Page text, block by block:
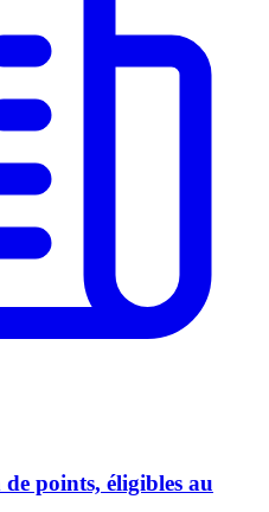
points, éligibles au